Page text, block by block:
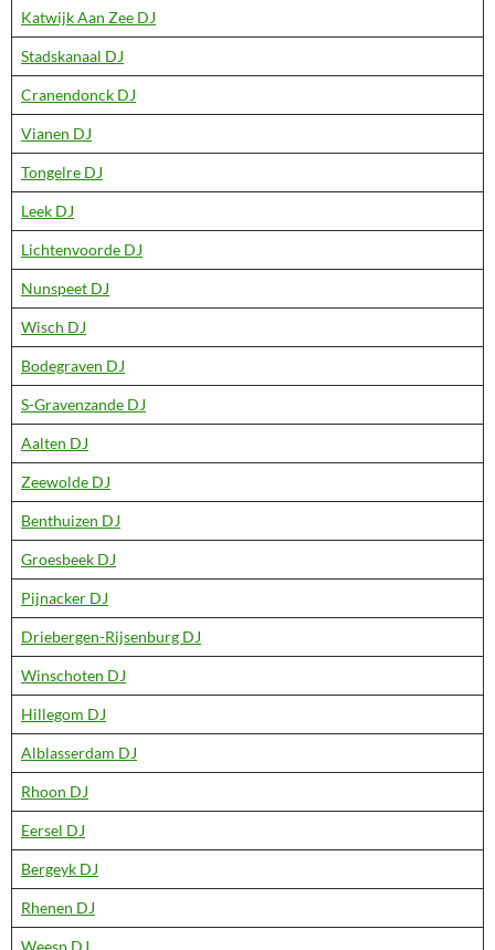
Katwijk Aan Zee DJ
Stadskanaal DJ
Cranendonck DJ
Vianen DJ
Tongelre DJ
Leek DJ
Lichtenvoorde DJ
Nunspeet DJ
Wisch DJ
Bodegraven DJ
S-Gravenzande DJ
Aalten DJ
Zeewolde DJ
Benthuizen DJ
Groesbeek DJ
Pijnacker DJ
Driebergen-Rijsenburg DJ
Winschoten DJ
Hillegom DJ
Alblasserdam DJ
Rhoon DJ
Eersel DJ
Bergeyk DJ
Rhenen DJ
Weesp DJ